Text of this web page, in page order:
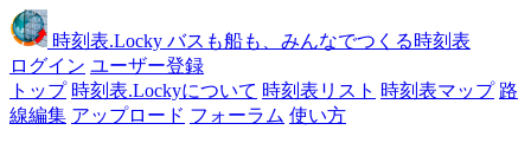
時刻表.Locky バスも船も、みんなでつくる時刻表
ログイン ユーザー登録
トップ 時刻表.Lockyについて 時刻表リスト 時刻表マップ 路
線編集 アップロード フォーラム 使い方